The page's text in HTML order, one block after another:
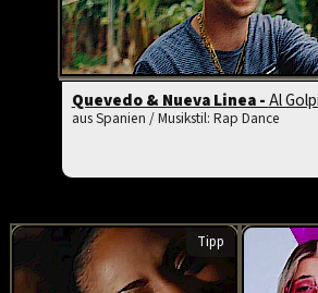
Quevedo & Nueva Linea -Al
aus Spanien / Musikstil: Rap Dance
Tipp